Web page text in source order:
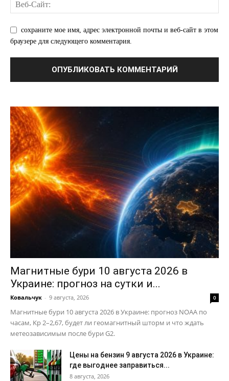
ПОДПИСАТЬСЯ СЕЙЧАС
О нас
Связаться с нами
Политика конфиденциальности
Отказ от ответственности
Подписка
Мой аккаунт
Реклама
сохраните мое имя, адрес электронной почты и веб-сайт в этом
браузере для следующего комментария.
Магнитные бури 10 августа 2026 в
Украине: прогноз на сутки и...
Ковальчук - 9 августа, 2026 0
Магнитные бури 10 августа 2026 в Украине: прогноз NOAA по
часам, Kp 2–2,67, будет ли геомагнитный шторм и что ждать
метеозависимым после бури G2.
Цены на бензин 9 августа 2026 в Украине:
где выгоднее заправиться...
8 августа, 2026